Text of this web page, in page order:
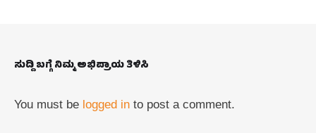
ಸುದ್ದಿ ಬಗ್ಗೆ ನಿಮ್ಮ ಅಭಿಪ್ರಾಯ ತಿಳಿಸಿ
You must be logged in to post a comment.